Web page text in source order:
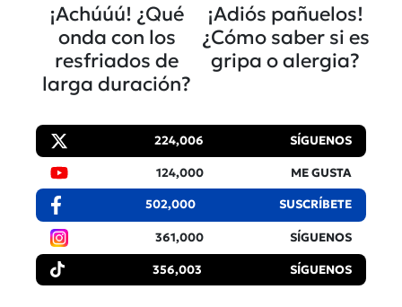
¡Achúúú! ¿Qué
onda con los
resfriados de
larga duración?
¡Adiós pañuelos!
¿Cómo saber si es
gripa o alergia?
224,006 SÍGUENOS
124,000 ME GUSTA
502,000 SUSCRÍBETE
361,000 SÍGUENOS
356,003 SÍGUENOS